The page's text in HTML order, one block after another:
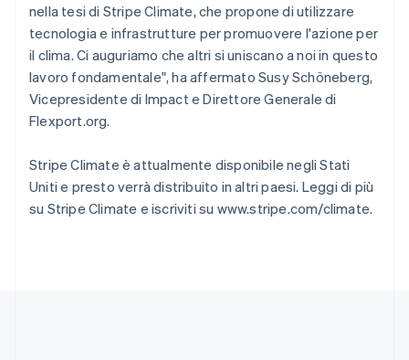
nella tesi di Stripe Climate, che propone di utilizzare
tecnologia e infrastrutture per promuovere l'azione per
il clima. Ci auguriamo che altri si uniscano a noi in questo
lavoro fondamentale", ha affermato Susy Schöneberg,
Vicepresidente di Impact e Direttore Generale di
Flexport.org.
Stripe Climate è attualmente disponibile negli Stati
Uniti e presto verrà distribuito in altri paesi. Leggi di più
su Stripe Climate e iscriviti su www.stripe.com/climate.
Romania
English
Singapore
English 简体中文
Slovacchia
English
Slovenia
Spagna
EspañolEnglish
Stati Uniti
EnglishEspañol简体中文